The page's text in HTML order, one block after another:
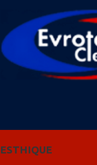
ESTHIQUE